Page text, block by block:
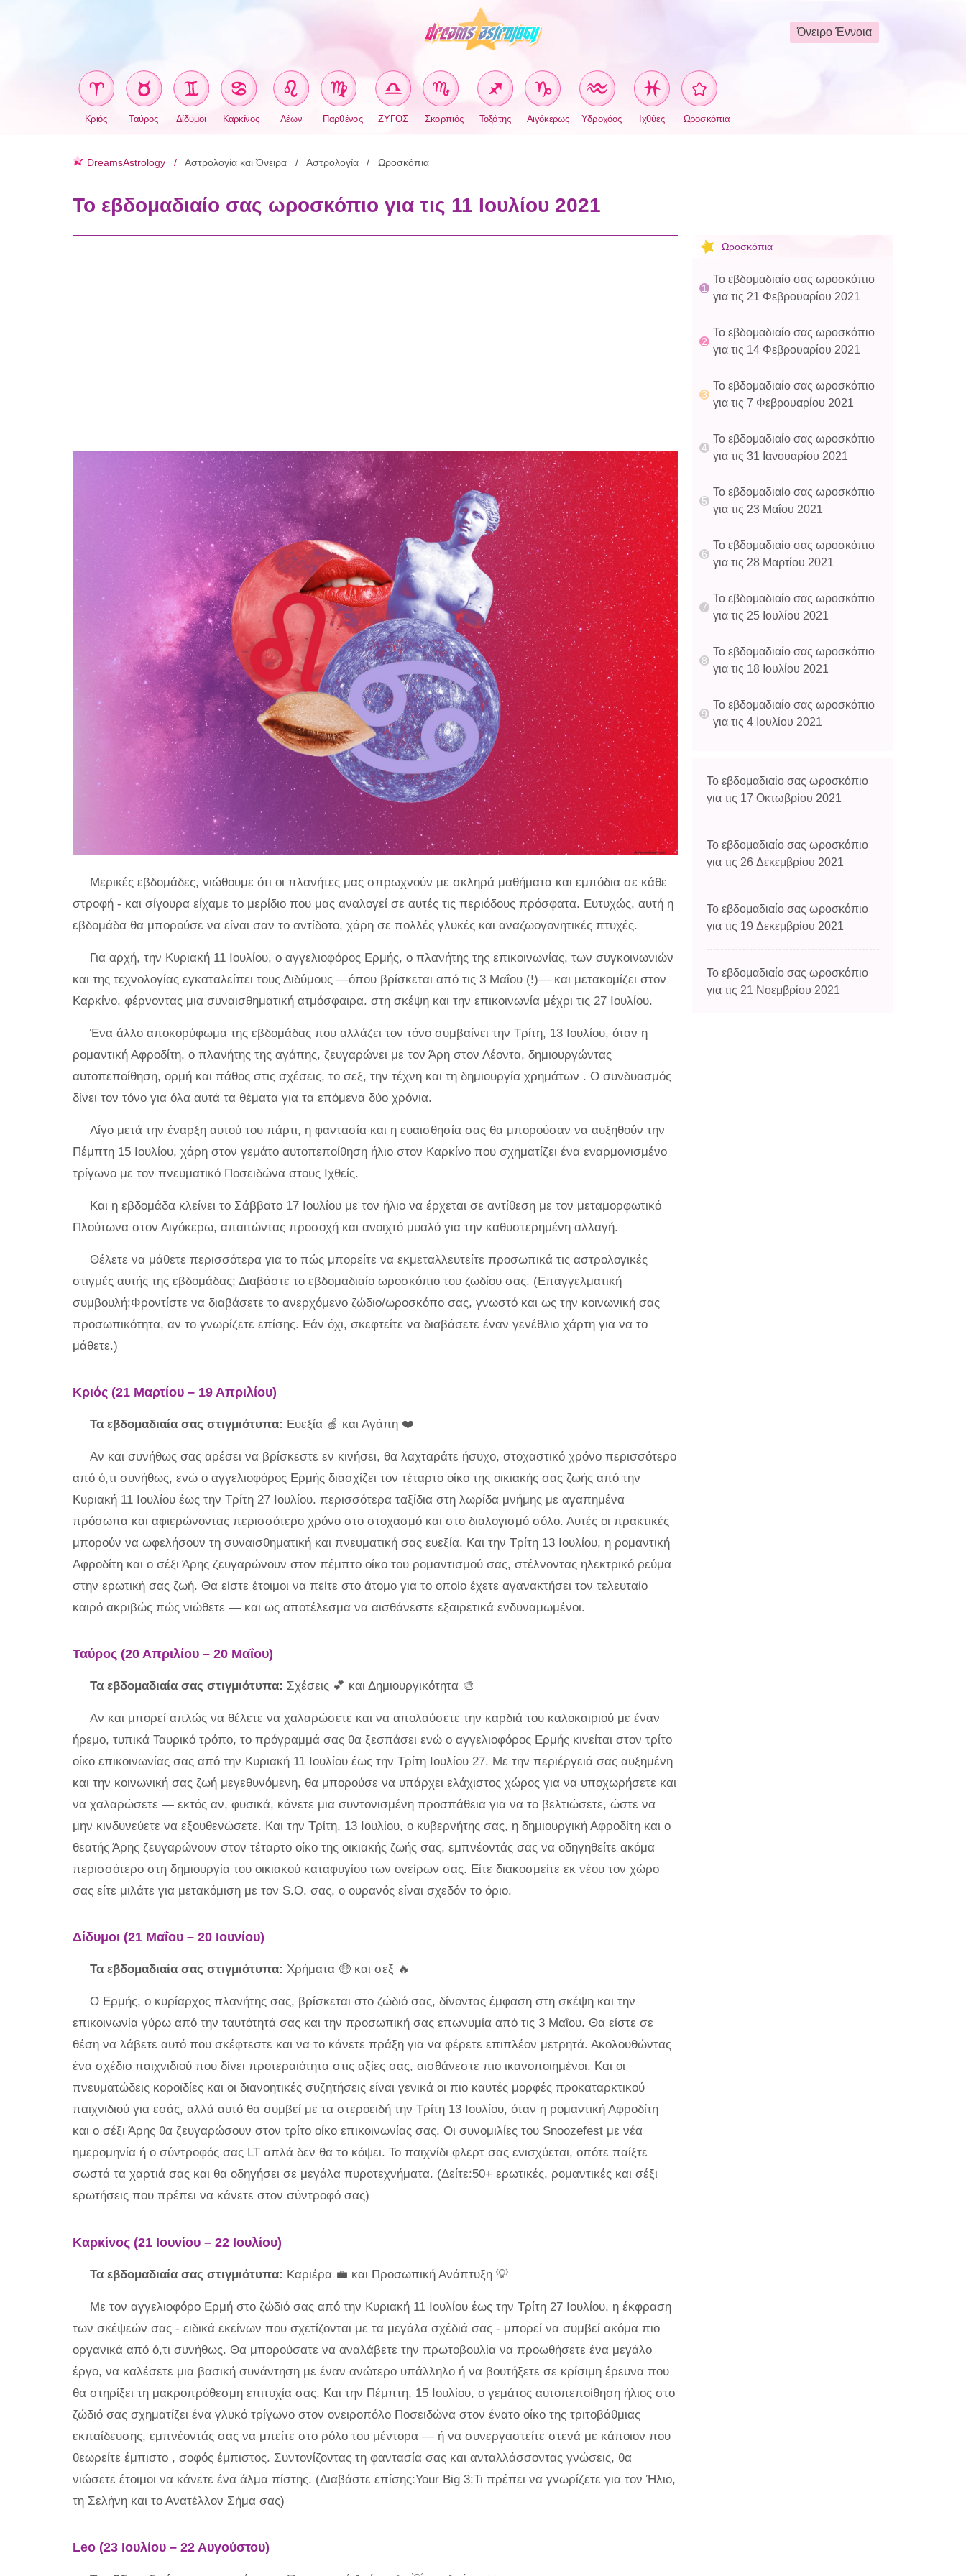
Όνειρο Έννοια
Κριός Ταύρος Δίδυμοι Καρκίνος Λέων Παρθένος ΖΥΓΟΣ Σκορπιός Τοξότης Αιγόκερως Υδροχόος Ιχθύες Ωροσκόπια
DreamsAstrology Αστρολογία και Όνειρα Αστρολογία Ωροσκόπια
Το εβδομαδιαίο σας ωροσκόπιο για τις 11 Ιουλίου 2021
Μερικές εβδομάδες, νιώθουμε ότι οι πλανήτες μας σπρωχνούν με σκληρά μαθήματα και εμπόδια σε κάθε
στροφή - και σίγουρα είχαμε το μερίδιο που μας αναλογεί σε αυτές τις περιόδους πρόσφατα. Ευτυχώς, αυτή η
εβδομάδα θα μπορούσε να είναι σαν το αντίδοτο, χάρη σε πολλές γλυκές και αναζωογονητικές πτυχές.
Για αρχή, την Κυριακή 11 Ιουλίου, ο αγγελιοφόρος Ερμής, ο πλανήτης της επικοινωνίας, των συγκοινωνιών
και της τεχνολογίας εγκαταλείπει τους Διδύμους —όπου βρίσκεται από τις 3 Μαΐου (!)— και μετακομίζει στον
Καρκίνο, φέρνοντας μια συναισθηματική ατμόσφαιρα. στη σκέψη και την επικοινωνία μέχρι τις 27 Ιουλίου.
Ένα άλλο αποκορύφωμα της εβδομάδας που αλλάζει τον τόνο συμβαίνει την Τρίτη, 13 Ιουλίου, όταν η
ρομαντική Αφροδίτη, ο πλανήτης της αγάπης, ζευγαρώνει με τον Άρη στον Λέοντα, δημιουργώντας
αυτοπεποίθηση, ορμή και πάθος στις σχέσεις, το σεξ, την τέχνη και τη δημιουργία χρημάτων . Ο συνδυασμός
δίνει τον τόνο για όλα αυτά τα θέματα για τα επόμενα δύο χρόνια.
Λίγο μετά την έναρξη αυτού του πάρτι, η φαντασία και η ευαισθησία σας θα μπορούσαν να αυξηθούν την
Πέμπτη 15 Ιουλίου, χάρη στον γεμάτο αυτοπεποίθηση ήλιο στον Καρκίνο που σχηματίζει ένα εναρμονισμένο
τρίγωνο με τον πνευματικό Ποσειδώνα στους Ιχθείς.
Και η εβδομάδα κλείνει το Σάββατο 17 Ιουλίου με τον ήλιο να έρχεται σε αντίθεση με τον μεταμορφωτικό
Πλούτωνα στον Αιγόκερω, απαιτώντας προσοχή και ανοιχτό μυαλό για την καθυστερημένη αλλαγή.
Θέλετε να μάθετε περισσότερα για το πώς μπορείτε να εκμεταλλευτείτε προσωπικά τις αστρολογικές
στιγμές αυτής της εβδομάδας; Διαβάστε το εβδομαδιαίο ωροσκόπιο του ζωδίου σας. (Επαγγελματική
συμβουλή:Φροντίστε να διαβάσετε το ανερχόμενο ζώδιο/ωροσκόπο σας, γνωστό και ως την κοινωνική σας
προσωπικότητα, αν το γνωρίζετε επίσης. Εάν όχι, σκεφτείτε να διαβάσετε έναν γενέθλιο χάρτη για να το
μάθετε.)
Κριός (21 Μαρτίου – 19 Απριλίου)
Τα εβδομαδιαία σας στιγμιότυπα: Ευεξία 🍏 και Αγάπη ❤️
Αν και συνήθως σας αρέσει να βρίσκεστε εν κινήσει, θα λαχταράτε ήσυχο, στοχαστικό χρόνο περισσότερο
από ό,τι συνήθως, ενώ ο αγγελιοφόρος Ερμής διασχίζει τον τέταρτο οίκο της οικιακής σας ζωής από την
Κυριακή 11 Ιουλίου έως την Τρίτη 27 Ιουλίου. περισσότερα ταξίδια στη λωρίδα μνήμης με αγαπημένα
πρόσωπα και αφιερώνοντας περισσότερο χρόνο στο στοχασμό και στο διαλογισμό σόλο. Αυτές οι πρακτικές
μπορούν να ωφελήσουν τη συναισθηματική και πνευματική σας ευεξία. Και την Τρίτη 13 Ιουλίου, η ρομαντική
Αφροδίτη και ο σέξι Άρης ζευγαρώνουν στον πέμπτο οίκο του ρομαντισμού σας, στέλνοντας ηλεκτρικό ρεύμα
στην ερωτική σας ζωή. Θα είστε έτοιμοι να πείτε στο άτομο για το οποίο έχετε αγανακτήσει τον τελευταίο
καιρό ακριβώς πώς νιώθετε — και ως αποτέλεσμα να αισθάνεστε εξαιρετικά ενδυναμωμένοι.
Ταύρος (20 Απριλίου – 20 Μαΐου)
Τα εβδομαδιαία σας στιγμιότυπα: Σχέσεις 💕 και Δημιουργικότητα 🎨
Αν και μπορεί απλώς να θέλετε να χαλαρώσετε και να απολαύσετε την καρδιά του καλοκαιριού με έναν
ήρεμο, τυπικά Ταυρικό τρόπο, το πρόγραμμά σας θα ξεσπάσει ενώ ο αγγελιοφόρος Ερμής κινείται στον τρίτο
οίκο επικοινωνίας σας από την Κυριακή 11 Ιουλίου έως την Τρίτη Ιουλίου 27. Με την περιέργειά σας αυξημένη
και την κοινωνική σας ζωή μεγεθυνόμενη, θα μπορούσε να υπάρχει ελάχιστος χώρος για να υποχωρήσετε και
να χαλαρώσετε — εκτός αν, φυσικά, κάνετε μια συντονισμένη προσπάθεια για να το βελτιώσετε, ώστε να
μην κινδυνεύετε να εξουθενώσετε. Και την Τρίτη, 13 Ιουλίου, ο κυβερνήτης σας, η δημιουργική Αφροδίτη και ο
θεατής Άρης ζευγαρώνουν στον τέταρτο οίκο της οικιακής ζωής σας, εμπνέοντάς σας να οδηγηθείτε ακόμα
περισσότερο στη δημιουργία του οικιακού καταφυγίου των ονείρων σας. Είτε διακοσμείτε εκ νέου τον χώρο
σας είτε μιλάτε για μετακόμιση με τον S.O. σας, ο ουρανός είναι σχεδόν το όριο.
Δίδυμοι (21 Μαΐου – 20 Ιουνίου)
Τα εβδομαδιαία σας στιγμιότυπα: Χρήματα 🤑 και σεξ 🔥
Ο Ερμής, ο κυρίαρχος πλανήτης σας, βρίσκεται στο ζώδιό σας, δίνοντας έμφαση στη σκέψη και την
επικοινωνία γύρω από την ταυτότητά σας και την προσωπική σας επωνυμία από τις 3 Μαΐου. Θα είστε σε
θέση να λάβετε αυτό που σκέφτεστε και να το κάνετε πράξη για να φέρετε επιπλέον μετρητά. Ακολουθώντας
ένα σχέδιο παιχνιδιού που δίνει προτεραιότητα στις αξίες σας, αισθάνεστε πιο ικανοποιημένοι. Και οι
πνευματώδεις κοροϊδίες και οι διανοητικές συζητήσεις είναι γενικά οι πιο καυτές μορφές προκαταρκτικού
παιχνιδιού για εσάς, αλλά αυτό θα συμβεί με τα στεροειδή την Τρίτη 13 Ιουλίου, όταν η ρομαντική Αφροδίτη
και ο σέξι Άρης θα ζευγαρώσουν στον τρίτο οίκο επικοινωνίας σας. Οι συνομιλίες του Snoozefest με νέα
ημερομηνία ή ο σύντροφός σας LT απλά δεν θα το κόψει. Το παιχνίδι φλερτ σας ενισχύεται, οπότε παίξτε
σωστά τα χαρτιά σας και θα οδηγήσει σε μεγάλα πυροτεχνήματα. (Δείτε:50+ ερωτικές, ρομαντικές και σέξι
ερωτήσεις που πρέπει να κάνετε στον σύντροφό σας)
Καρκίνος (21 Ιουνίου – 22 Ιουλίου)
Τα εβδομαδιαία σας στιγμιότυπα: Καριέρα 💼 και Προσωπική Ανάπτυξη 💡
Με τον αγγελιοφόρο Ερμή στο ζώδιό σας από την Κυριακή 11 Ιουλίου έως την Τρίτη 27 Ιουλίου, η έκφραση
των σκέψεών σας - ειδικά εκείνων που σχετίζονται με τα μεγάλα σχέδιά σας - μπορεί να συμβεί ακόμα πιο
οργανικά από ό,τι συνήθως. Θα μπορούσατε να αναλάβετε την πρωτοβουλία να προωθήσετε ένα μεγάλο
έργο, να καλέσετε μια βασική συνάντηση με έναν ανώτερο υπάλληλο ή να βουτήξετε σε κρίσιμη έρευνα που
θα στηρίξει τη μακροπρόθεσμη επιτυχία σας. Και την Πέμπτη, 15 Ιουλίου, ο γεμάτος αυτοπεποίθηση ήλιος στο
ζώδιό σας σχηματίζει ένα γλυκό τρίγωνο στον ονειροπόλο Ποσειδώνα στον ένατο οίκο της τριτοβάθμιας
εκπαίδευσης, εμπνέοντάς σας να μπείτε στο ρόλο του μέντορα — ή να συνεργαστείτε στενά με κάποιον που
θεωρείτε έμπιστο , σοφός έμπιστος. Συντονίζοντας τη φαντασία σας και ανταλλάσσοντας γνώσεις, θα
νιώσετε έτοιμοι να κάνετε ένα άλμα πίστης. (Διαβάστε επίσης:Your Big 3:Τι πρέπει να γνωρίζετε για τον Ήλιο,
τη Σελήνη και το Ανατέλλον Σήμα σας)
Leo (23 Ιουλίου – 22 Αυγούστου)
Ωροσκόπια
Το εβδομαδιαίο σας ωροσκόπιο
για τις 21 Φεβρουαρίου 2021
Το εβδομαδιαίο σας ωροσκόπιο
για τις 14 Φεβρουαρίου 2021
Το εβδομαδιαίο σας ωροσκόπιο
για τις 7 Φεβρουαρίου 2021
Το εβδομαδιαίο σας ωροσκόπιο
για τις 31 Ιανουαρίου 2021
Το εβδομαδιαίο σας ωροσκόπιο
για τις 23 Μαΐου 2021
Το εβδομαδιαίο σας ωροσκόπιο
για τις 28 Μαρτίου 2021
Το εβδομαδιαίο σας ωροσκόπιο
για τις 25 Ιουλίου 2021
Το εβδομαδιαίο σας ωροσκόπιο
για τις 18 Ιουλίου 2021
Το εβδομαδιαίο σας ωροσκόπιο
για τις 4 Ιουλίου 2021
Το εβδομαδιαίο σας ωροσκόπιο
για τις 17 Οκτωβρίου 2021
Το εβδομαδιαίο σας ωροσκόπιο
για τις 26 Δεκεμβρίου 2021
Το εβδομαδιαίο σας ωροσκόπιο
για τις 19 Δεκεμβρίου 2021
Το εβδομαδιαίο σας ωροσκόπιο
για τις 21 Νοεμβρίου 2021